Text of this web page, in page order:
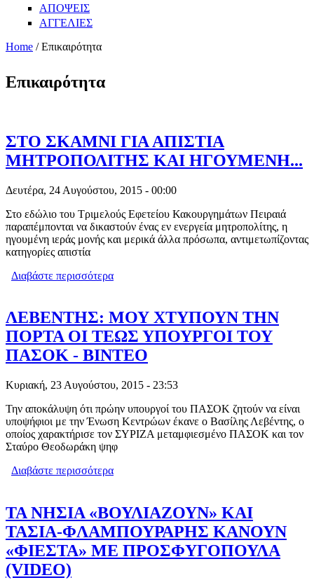
ΑΠΟΨΕΙΣ
ΑΓΓΕΛΙΕΣ
Home / Επικαιρότητα
Επικαιρότητα
ΣΤΟ ΣΚΑΜΝΙ ΓΙΑ ΑΠΙΣΤΙΑ
ΜΗΤΡΟΠΟΛΙΤΗΣ ΚΑΙ ΗΓΟΥΜΕΝΗ...
Δευτέρα, 24 Αυγούστου, 2015 - 00:00
Στο εδώλιο του Τριμελούς Εφετείου Κακουργημάτων Πειραιά
παραπέμπονται να δικαστούν ένας εν ενεργεία μητροπολίτης, η
ηγουμένη ιεράς μονής και μερικά άλλα πρόσωπα, αντιμετωπίζοντας
κατηγορίες απιστία
Διαβάστε περισσότερα
ΛΕΒΕΝΤΗΣ: ΜΟΥ ΧΤΥΠΟΥΝ ΤΗΝ
ΠΟΡΤΑ ΟΙ ΤΕΩΣ ΥΠΟΥΡΓΟΙ ΤΟΥ
ΠΑΣΟΚ - ΒΙΝΤΕΟ
Κυριακή, 23 Αυγούστου, 2015 - 23:53
Την αποκάλυψη ότι πρώην υπουργοί του ΠΑΣΟΚ ζητούν να είναι
υποψήφιοι με την Ένωση Κεντρώων έκανε ο Βασίλης Λεβέντης, ο
οποίος χαρακτήρισε τον ΣΥΡΙΖΑ μεταμφιεσμένο ΠΑΣΟΚ και τον
Σταύρο Θεοδωράκη ψηφ
Διαβάστε περισσότερα
ΤΑ ΝΗΣΙΑ «ΒΟΥΛΙΑΖΟΥΝ» ΚΑΙ
ΤΑΣΙΑ-ΦΛΑΜΠΟΥΡΑΡΗΣ ΚΑΝΟΥΝ
«ΦΙΕΣΤΑ» ΜΕ ΠΡΟΣΦΥΓΟΠΟΥΛΑ
(VIDEO)